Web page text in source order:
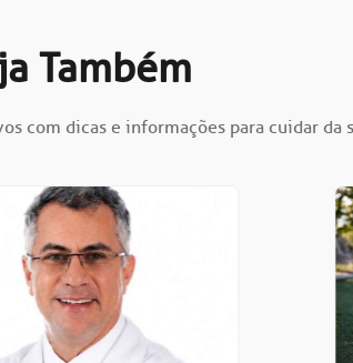
Também
com dicas e informações para cuidar da